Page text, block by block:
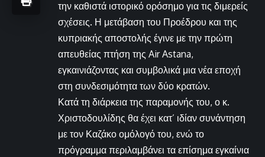
την καθιστά ιστορικό ορόσημο για τις διμερείς
σχέσεις. Η μετάβαση του Προέδρου και της
κυπριακής αποστολής έγινε με την πρώτη
απευθείας πτήση της Air Astana,
εγκαινιάζοντας και συμβολικά μια νέα εποχή
στη συνδεσιμότητα των δύο κρατών.
Κατά τη διάρκεια της παραμονής του, ο κ.
Χριστοδουλίδης θα έχει κατ’ ιδίαν συνάντηση
με τον Καζάκο ομόλογό του, ενώ το
πρόγραμμα περιλαμβάνει τα επίσημα εγκαίνια